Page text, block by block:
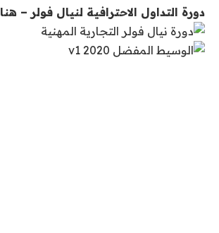
دورة التداول الاحترافية لنيال فولر – هنا